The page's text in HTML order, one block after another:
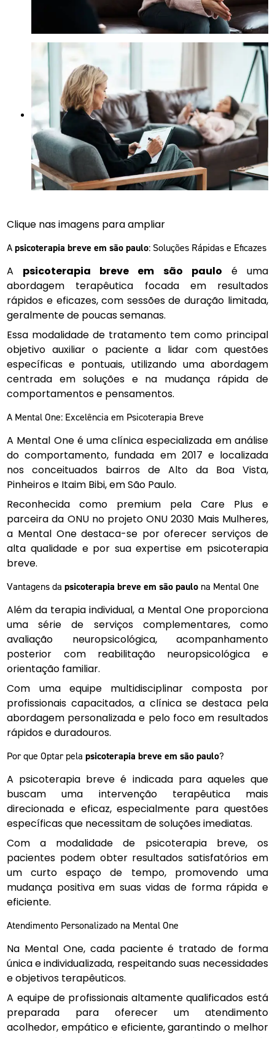
Clique nas imagens para ampliar
Apsicoterapia breve em são paulo: Soluções Rápidas e Eficazes
A psicoterapia breve em são paulo é uma
abordagem terapêutica focada em resultados
rápidos e eficazes, com sessões de duração limitada,
geralmente de poucas semanas.
Essa modalidade de tratamento tem como principal
objetivo auxiliar o paciente a lidar com questões
específicas e pontuais, utilizando uma abordagem
centrada em soluções e na mudança rápida de
comportamentos e pensamentos.
A Mental One: Excelência em Psicoterapia Breve
A Mental One é uma clínica especializada em análise
do comportamento, fundada em 2017 e localizada
nos conceituados bairros de Alto da Boa Vista,
Pinheiros e Itaim Bibi, em São Paulo.
Reconhecida como premium pela Care Plus e
parceira da ONU no projeto ONU 2030 Mais Mulheres,
a Mental One destaca-se por oferecer serviços de
alta qualidade e por sua expertise em psicoterapia
breve.
Vantagens dapsicoterapia breve em são paulo na Mental One
Além da terapia individual, a Mental One proporciona
uma série de serviços complementares, como
avaliação neuropsicológica, acompanhamento
posterior com reabilitação neuropsicológica e
orientação familiar.
Com uma equipe multidisciplinar composta por
profissionais capacitados, a clínica se destaca pela
abordagem personalizada e pelo foco em resultados
rápidos e duradouros.
Por que Optar pelapsicoterapia breve em são paulo?
A psicoterapia breve é indicada para aqueles que
buscam uma intervenção terapêutica mais
direcionada e eficaz, especialmente para questões
específicas que necessitam de soluções imediatas.
Com a modalidade de psicoterapia breve, os
pacientes podem obter resultados satisfatórios em
um curto espaço de tempo, promovendo uma
mudança positiva em suas vidas de forma rápida e
eficiente.
Atendimento Personalizado na Mental One
Na Mental One, cada paciente é tratado de forma
única e individualizada, respeitando suas necessidades
e objetivos terapêuticos.
A equipe de profissionais altamente qualificados está
preparada para oferecer um atendimento
acolhedor, empático e eficiente, garantindo o melhor